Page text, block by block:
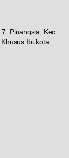
Pinangsia, Kec.
Ibukota